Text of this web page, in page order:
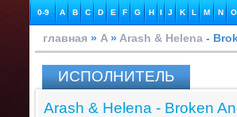
0-9 A B C D E F G H I J K L M N O
главная » A » Arash & Helena -
ИСПОЛНИТЕЛЬ
Arash & Helena - Broken